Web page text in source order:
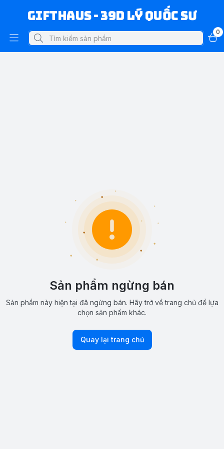
Gifthaus - 39D Lý Quốc Sư
0
Sản phẩm ngừng bán
Sản phẩm này hiện tại đã ngừng bán. Hãy trở về trang chủ để lựa
chọn sản phẩm khác.
Quay lại trang chủ